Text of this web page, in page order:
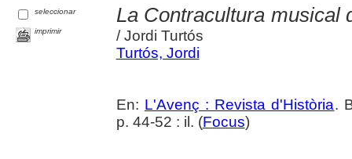
seleccionar
imprimir
La Contracultura musical
/ Jordi Turtós
Turtós, Jordi
En: L'Avenç : Revista d'Història.
p. 44-52 : il. (Focus)